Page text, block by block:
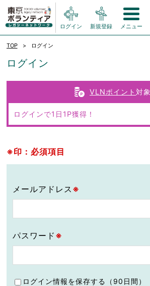
ログイン 新規登録 メニュー
TOP ログイン
ログイン
VLNポイント 対象
ログインで1日1P獲得！
※印：必須項目
メールアドレス ※
パスワード ※
ログイン情報を保存する（90日間）